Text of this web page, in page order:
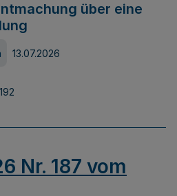
über eine
13.07.2026
192
Nr. 187 vom